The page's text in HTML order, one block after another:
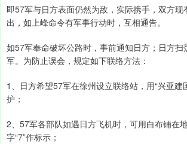
即57军与日方表面仍然为敌，实际携手，双方现
出，如上峰命令有军事行动时，互相通告。
如57军奉命破坏公路时，事前通知日方；日方
军。为防止误会，规定如下联络方法：
1、日方希望57军在徐州设立联络站，用“兴亚建
护；
2、57军各部队如遇日方飞机时，可用白布铺在
字“7”作标示；